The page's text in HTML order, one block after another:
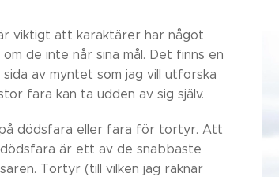
viktigt att karaktärer har något
de inte når sina mål. Det finns en
sida av myntet som jag vill utforska
fara kan ta udden av sig själv.
dödsfara eller fara för tortyr. Att
är ett av de snabbaste
Tortyr (till vilken jag räknar